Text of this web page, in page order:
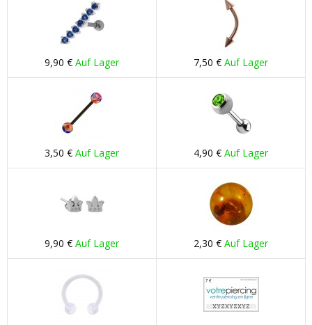
9,90 € Auf Lager 7,50 € Auf Lager
3,50 € Auf Lager 4,90 € Auf Lager
9,90 € Auf Lager 2,30 € Auf Lager